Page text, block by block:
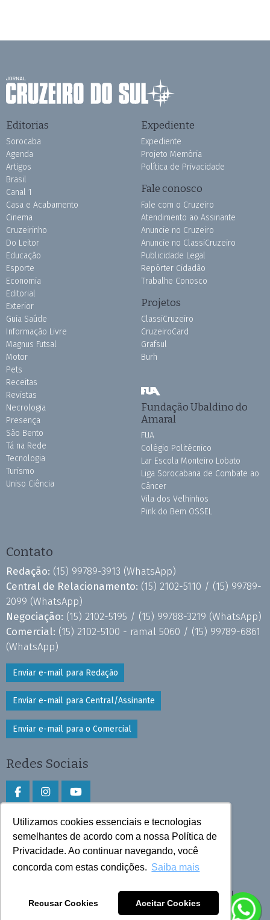
Utilizamos cookies essenciais e tecnologias
semelhantes de acordo com a nossa Política de
Privacidade. Ao continuar navegando, você
concorda com estas condições. Saiba mais
Recusar Cookies Aceitar Cookies
Editorias
Sorocaba
Agenda
Artigos
Brasil
Canal 1
Casa e Acabamento
Cinema
Cruzeirinho
Do Leitor
Educação
Esporte
Economia
Editorial
Exterior
Guia Saúde
Informação Livre
Magnus Futsal
Motor
Pets
Receitas
Revistas
Necrologia
Presença
São Bento
Tá na Rede
Tecnologia
Turismo
Uniso Ciência
Expediente
Expediente
Projeto Memória
Política de Privacidade
Fale conosco
Fale com o Cruzeiro
Atendimento ao Assinante
Anuncie no Cruzeiro
Anuncie no ClassiCruzeiro
Publicidade Legal
Repórter Cidadão
Trabalhe Conosco
Projetos
ClassiCruzeiro
CruzeiroCard
Grafsul
Burh
Fundação Ubaldino do
Amaral
FUA
Colégio Politécnico
Lar Escola Monteiro Lobato
Liga Sorocabana de Combate ao
Câncer
Vila dos Velhinhos
Pink do Bem OSSEL
Contato
Redação: (15) 99789-3913 (WhatsApp)
Central de Relacionamento: (15) 2102-5110 / (15) 99789-
2099 (WhatsApp)
Negociação: (15) 2102-5195 / (15) 99788-3219 (WhatsApp)
Comercial: (15) 2102-5100 - ramal 5060 / (15) 99789-6861
(WhatsApp)
Enviar e-mail para Redação
Enviar e-mail para Central/Assinante
Enviar e-mail para o Comercial
Redes Sociais
Faça download do aplicativo
Play Store e App Store
Todos os direitos reservados © 2026 Cruzeiro do Sul